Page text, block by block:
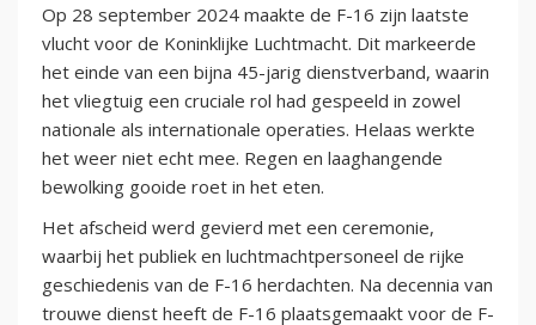
Op 28 september 2024 maakte de F-16 zijn laatste
vlucht voor de Koninklijke Luchtmacht. Dit markeerde
het einde van een bijna 45-jarig dienstverband, waarin
het vliegtuig een cruciale rol had gespeeld in zowel
nationale als internationale operaties. Helaas werkte
het weer niet echt mee. Regen en laaghangende
bewolking gooide roet in het eten.
Het afscheid werd gevierd met een ceremonie,
waarbij het publiek en luchtmachtpersoneel de rijke
geschiedenis van de F-16 herdachten. Na decennia van
trouwe dienst heeft de F-16 plaatsgemaakt voor de F-